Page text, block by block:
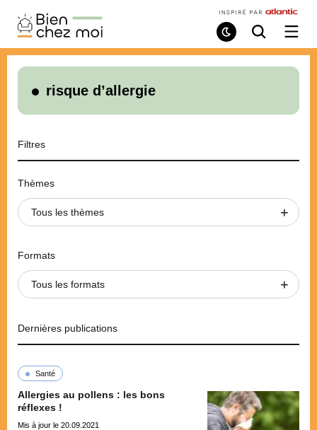
Bien
Chez
Moi
Mode
de
Recherche
/
le
risque d’allergie
Filtres
Thèmes
Tous les thèmes
Formats
Tous les formats
Dernières publications
Santé
Allergies au pollens : les bons
réflexes !
Mis à jour le 20.09.2021